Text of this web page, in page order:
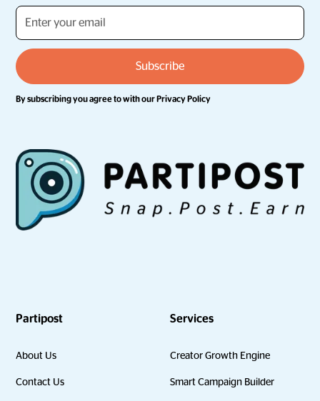
By subscribing you agree to with ourPrivacy Policy
Partipost
About Us
Contact Us
Services
Creator Growth Engine
Smart Campaign Builder